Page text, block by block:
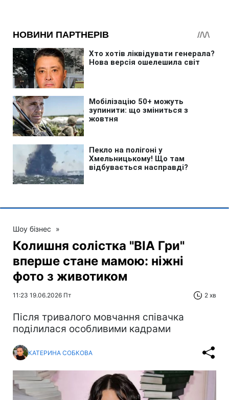
Шоу бізнес »
Колишня солістка "ВІА Гри"
вперше стане мамою: ніжні
фото з животиком
11:23 19.06.2026 Пт 2 хв
Після тривалого мовчання співачка
поділилася особливими кадрами
КАТЕРИНА СОБКОВА